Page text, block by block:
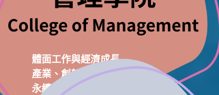
體面工作與經濟成長
產業、創新與基礎設施
永續的消費與生產模式